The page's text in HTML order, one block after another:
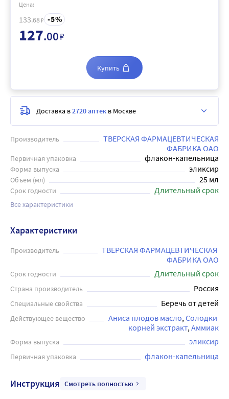
Производитель
ТВЕРСКАЯ ФАРМАЦЕВТИЧЕСКАЯ
ФАБРИКА ОАО
Первичная упаковка флакон-капельница
Форма выпуска эликсир
Объем (мл) 25 мл
Срок годности Длительный срок
Все характеристики
Цена:
133.68₽ 5
127.00₽
Купить
Доставка в2720 аптек в Москве
Характеристики
Производитель
ТВЕРСКАЯ ФАРМАЦЕВТИЧЕСКАЯ
ФАБРИКА ОАО
Срок годности Длительный срок
Страна производитель Россия
Специальные свойства Беречь от детей
Действующее вещество Аниса плодов масло Солодки
корней экстракт Аммиак
Форма выпуска эликсир
Первичная упаковка флакон-капельница
Инструкция Смотреть полностью